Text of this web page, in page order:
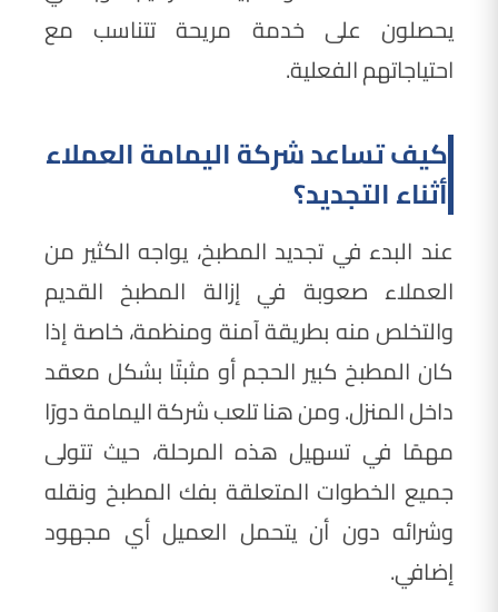
يحصلون على خدمة مريحة تتناسب مع
احتياجاتهم الفعلية.
كيف تساعد شركة اليمامة العملاء
أثناء التجديد؟
عند البدء في تجديد المطبخ، يواجه الكثير من
العملاء صعوبة في إزالة المطبخ القديم
والتخلص منه بطريقة آمنة ومنظمة، خاصة إذا
كان المطبخ كبير الحجم أو مثبتًا بشكل معقد
داخل المنزل. ومن هنا تلعب شركة اليمامة دورًا
مهمًا في تسهيل هذه المرحلة، حيث تتولى
جميع الخطوات المتعلقة بفك المطبخ ونقله
وشرائه دون أن يتحمل العميل أي مجهود
إضافي.